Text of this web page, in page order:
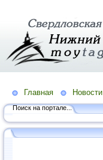
Главная Новости
Поиск на портале...